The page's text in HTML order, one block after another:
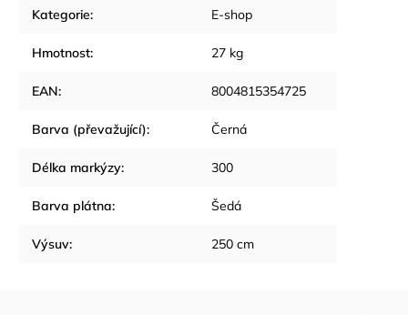
Kategorie: E-shop
Hmotnost: 27 kg
EAN: 8004815354725
Barva (převažující): Černá
Délka markýzy: 300
Barva plátna: Šedá
Výsuv: 250 cm